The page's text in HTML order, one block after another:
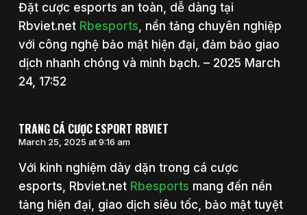
Đặt cược esports an toàn, dễ dàng tại
Rbviet.net Rbesports, nền tảng chuyên nghiệp
với công nghệ bảo mật hiện đại, đảm bảo giao
dịch nhanh chóng và minh bạch. – 2025 March
24, 17:52
TRANG CÁ CƯỢC ESPORT RBVIET
March 25, 2025 at 9:16 am
Với kinh nghiệm dày dặn trong cá cược
esports, Rbviet.net Rbesports mang đến nền
tảng hiện đại, giao dịch siêu tốc, bảo mật tuyệt